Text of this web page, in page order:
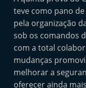
e
n
d
e
n
t
teve como pano
pela organização
sob os comandos
com a total
mudanças
melhorar a
oferecer ainda